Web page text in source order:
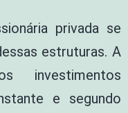
privada se
estruturas. A
investimentos
e segundo